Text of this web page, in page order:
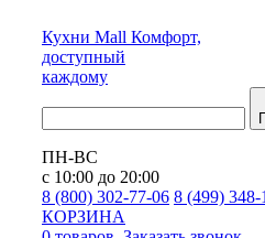
Кухни Mall Комфорт,
доступный
каждому
ПН-ВС
с 10:00 до 20:00
8 (800) 302-77-06 8 (499) 348-
КОРЗИНА